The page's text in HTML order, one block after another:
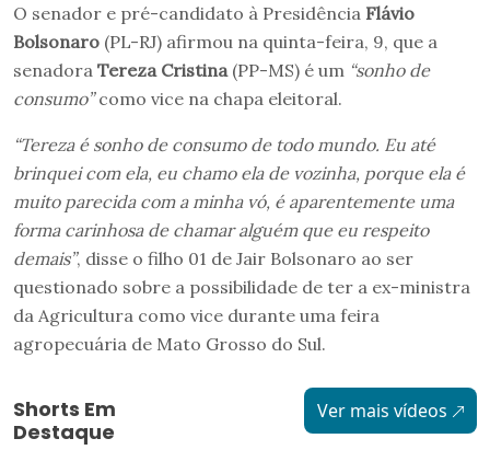
O senador e pré-candidato à Presidência Flávio
Bolsonaro (PL-RJ) afirmou na quinta-feira, 9, que a
senadora Tereza Cristina (PP-MS) é um “sonho de
consumo”como vice na chapa eleitoral.
“Tereza é sonho de consumo de todo mundo. Eu até
brinquei com ela, eu chamo ela de vozinha, porque ela é
muito parecida com a minha vó, é aparentemente uma
forma carinhosa de chamar alguém que eu respeito
demais”, disse o filho 01 de Jair Bolsonaro ao ser
questionado sobre a possibilidade de ter a ex-ministra
da Agricultura como vice durante uma feira
agropecuária de Mato Grosso do Sul.
Shorts Em
Destaque
Ver mais vídeos